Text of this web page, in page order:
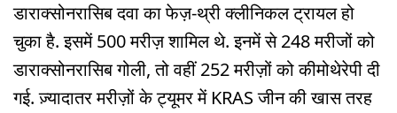
डाराक्सोनरासिब दवा का फेज़-थ्री क्लीनिकल ट्रायल हो
चुका है. इसमें 500 मरीज़ शामिल थे. इनमें से 248 मरीजों को
डाराक्सोनरासिब गोली, तो वहीं 252 मरीज़ों को कीमोथेरेपी दी
गई. ज़्यादातर मरीज़ों के ट्यूमर में KRAS जीन की खास तरह